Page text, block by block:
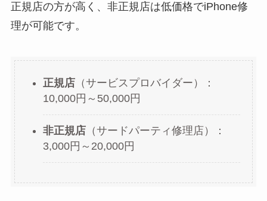
正規店の方が高く、非正規店は低価格でiPhone修
理が可能です。
正規店（サービスプロバイダー）：
10,000円～50,000円
非正規店（サードパーティ修理店）：
3,000円～20,000円